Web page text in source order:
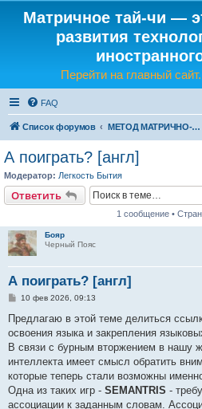
Матричное тай-чи —
развития
Перейти на главный
FAQ
Список форумов МЕТОД МАТРИЧНО-ЯЗЫКОВОГО ТАЙ-ЧИ
А поиграть? [англ]
Модератор: Легкость Бытия
Ответить
1 сообщение •
Бояр
Черный Пояс
А поиграть? [англ]
С
о
щ
е
и
е
10 фев 2026, 09:13
Предлагаю в этой теме делиться
освоения языка и закрепления
В связи с бурным вторжением в нашу
интеллекта имеет смысл обратить
которые теперь стали возможны
Одна из таких игр - SEMANTRIS -
ассоциации к заданным словам.